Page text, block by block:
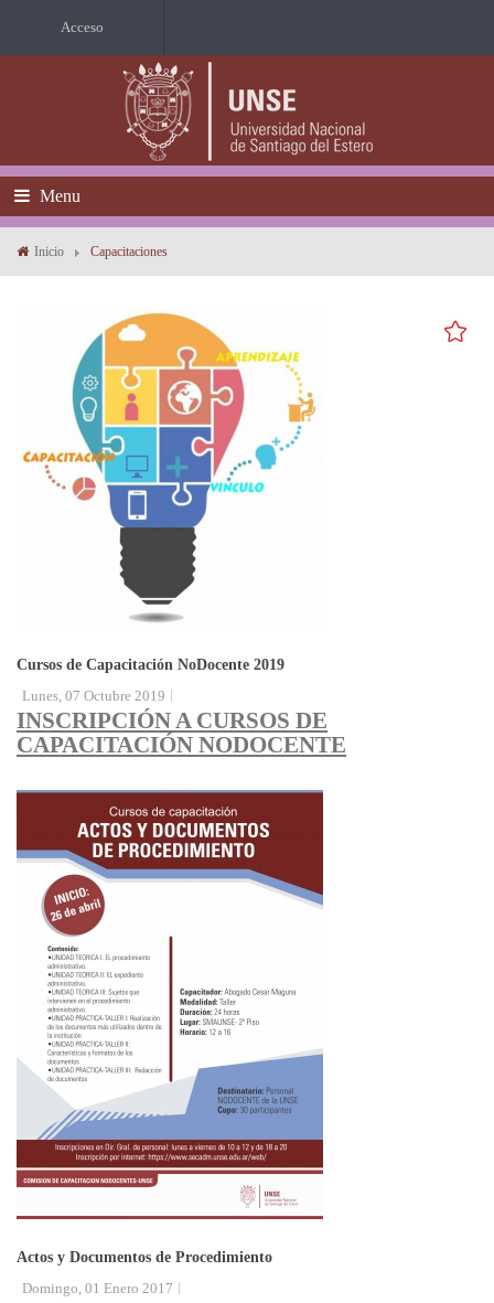
Acceso
Menu
Inicio Capacitaciones
Cursos de Capacitación NoDocente 2019
Lunes, 07 Octubre 2019
INSCRIPCIÓN A CURSOS DE
CAPACITACIÓN NODOCENTE
Actos y Documentos de Procedimiento
Domingo, 01 Enero 2017